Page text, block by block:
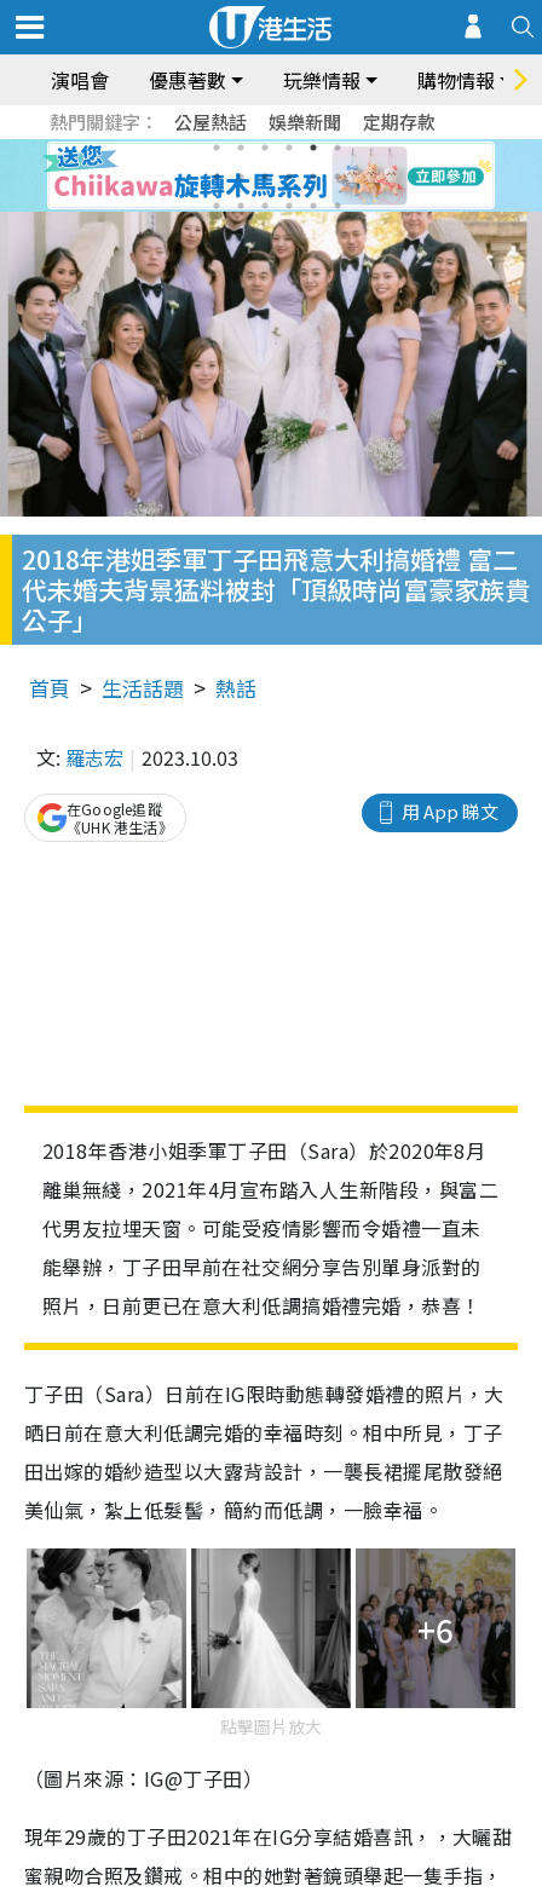
演唱會 優惠著數 玩樂情報 購物情報
熱門關鍵字： 公屋熱話 娛樂新聞 定期存款
2018年港姐季軍丁子田飛意大利搞婚禮 富二
代未婚夫背景猛料被封「頂級時尚富豪家族貴
公子」
首頁 生活話題 熱話
文: 羅志宏 2023.10.03
用 App 睇文
在Google追蹤
《UHK 港生活》
2018年香港小姐季軍丁子田（Sara）於2020年8月
離巢無綫，2021年4月宣布踏入人生新階段，與富二
代男友拉埋天窗。可能受疫情影響而令婚禮一直未
能舉辦，丁子田早前在社交網分享告別單身派對的
照片，日前更已在意大利低調搞婚禮完婚，恭喜！
丁子田（Sara）日前在IG限時動態轉發婚禮的照片，大
晒日前在意大利低調完婚的幸福時刻。相中所見，丁子
田出嫁的婚紗造型以大露背設計，一襲長裙擺尾散發絕
美仙氣，紮上低髮髻，簡約而低調，一臉幸福。
+6
點擊圖片放大
（圖片來源：IG@丁子田）
現年29歲的丁子田2021年在IG分享結婚喜訊，，大曬甜
蜜親吻合照及鑽戒。相中的她對著鏡頭舉起一隻手指，